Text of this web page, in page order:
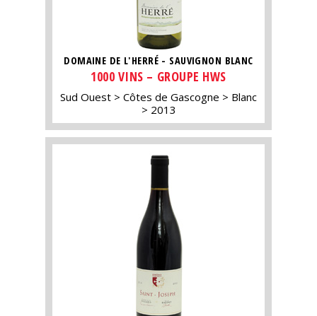
DOMAINE DE L'HERRÉ - SAUVIGNON BLANC
1000 VINS – GROUPE HWS
Sud Ouest Côtes de Gascogne
Blanc
2013